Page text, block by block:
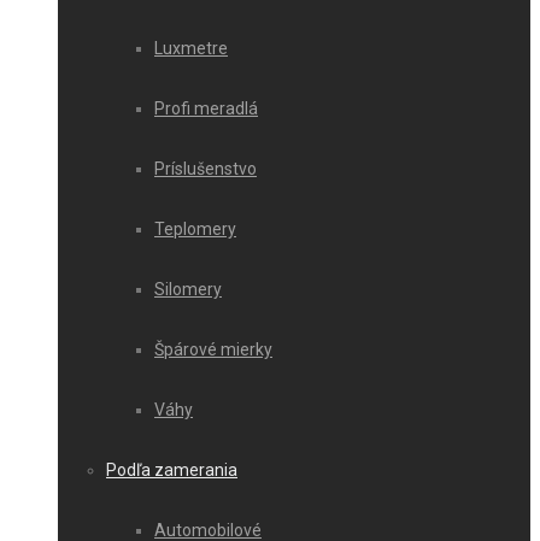
Luxmetre
Profi meradlá
Príslušenstvo
Teplomery
Silomery
Špárové mierky
Váhy
Podľa zamerania
Automobilové